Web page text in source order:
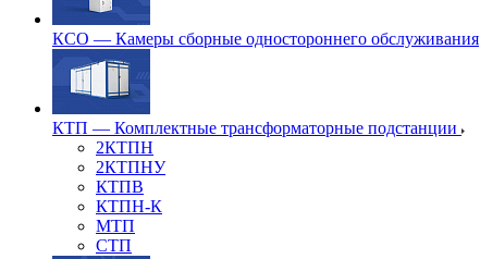
КСО — Камеры сборные одностороннего обслуживания
КТП — Комплектные трансформаторные подстанции
2КТПН
2КТПНУ
КТПВ
КТПН-К
МТП
СТП